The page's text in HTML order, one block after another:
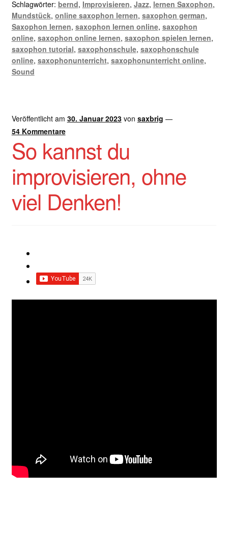
Schlagwörter: bernd, Improvisieren, Jazz, lernen Saxophon,
Mundstück, online saxophon lernen, saxophon german,
Saxophon lernen, saxophon lernen online, saxophon
online, saxophon online lernen, saxophon spielen lernen,
saxophon tutorial, saxophonschule, saxophonschule
online, saxophonunterricht, saxophonunterricht online,
Sound
Veröffentlicht am 30. Januar 2023 von saxbrig —
54 Kommentare
So kannst du
improvisieren, ohne
viel Denken!